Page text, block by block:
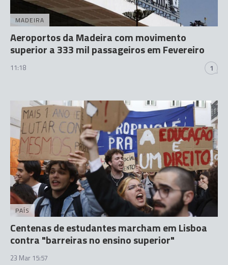
MADEIRA
Aeroportos da Madeira com movimento
superior a 333 mil passageiros em Fevereiro
11:18 1
PAÍS
Centenas de estudantes marcham em Lisboa
contra "barreiras no ensino superior"
23 Mar 15:57